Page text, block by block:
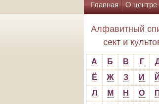
Главная О центре
Помощь центру
Алфавитный
сект и
А Б В Г
Ё
Ж З И Й
Л
М Н О П